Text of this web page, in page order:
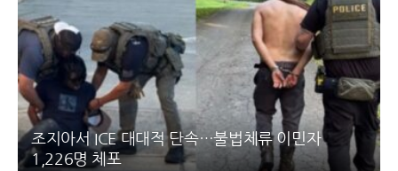
조지아서 ICE 대대적 단속…불법체류 이민자
1,226명 체포